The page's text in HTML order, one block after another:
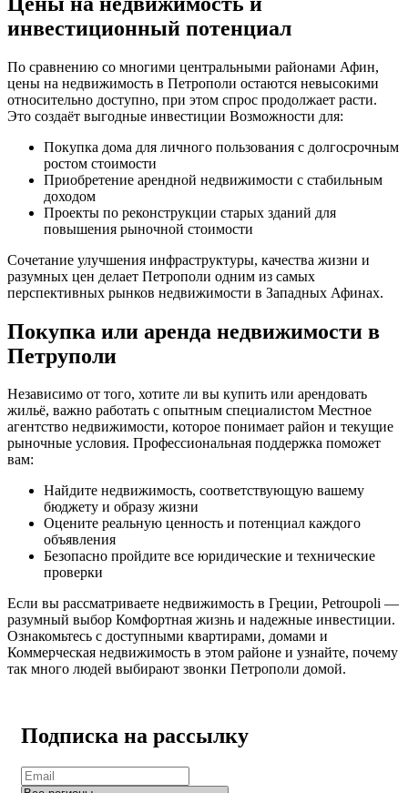
инвестиционный потенциал
По сравнению со многими центральными районами Афин,
цены на недвижимость в Петрополи остаются невысокими
относительно доступно, при этом спрос продолжает расти.
Это создаёт выгодные инвестиции Возможности для:
Покупка дома для личного пользования с долгосрочным
ростом стоимости
Приобретение арендной недвижимости с стабильным
доходом
Проекты по реконструкции старых зданий для
повышения рыночной стоимости
Сочетание улучшения инфраструктуры, качества жизни и
разумных цен делает Петрополи одним из самых
перспективных рынков недвижимости в Западных Афинах.
Покупка или аренда недвижимости в
Петруполи
Независимо от того, хотите ли вы купить или арендовать
жильё, важно работать с опытным специалистом Местное
агентство недвижимости, которое понимает район и текущие
рыночные условия. Профессиональная поддержка поможет
вам:
Найдите недвижимость, соответствующую вашему
бюджету и образу жизни
Оцените реальную ценность и потенциал каждого
объявления
Безопасно пройдите все юридические и технические
проверки
Если вы рассматриваете недвижимость в Греции, Petroupoli —
разумный выбор Комфортная жизнь и надежные инвестиции.
Ознакомьтесь с доступными квартирами, домами и
Коммерческая недвижимость в этом районе и узнайте, почему
так много людей выбирают звонки Петрополи домой.
Подписка на рассылку